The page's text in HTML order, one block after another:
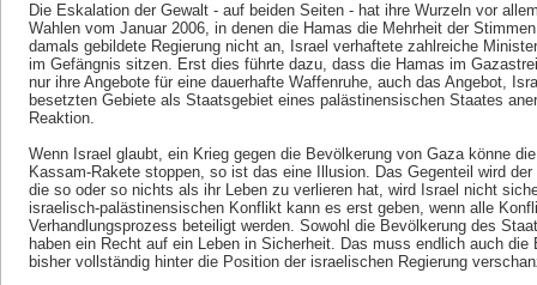
Die Eskalation der Gewalt - auf beiden Seiten - hat ihre Wurzeln vor
Wahlen vom Januar 2006, in denen die Hamas die Mehrheit der
damals gebildete Regierung nicht an, Israel verhaftete zahlreiche
im Gefängnis sitzen. Erst dies führte dazu, dass die Hamas im
nur ihre Angebote für eine dauerhafte Waffenruhe, auch das Angebot,
besetzten Gebiete als Staatsgebiet eines palästinensischen Staates
Reaktion.
Wenn Israel glaubt, ein Krieg gegen die Bevölkerung von Gaza könne
Kassam-Rakete stoppen, so ist das eine Illusion. Das Gegenteil wird
die so oder so nichts als ihr Leben zu verlieren hat, wird Israel nicht
israelisch-palästinensischen Konflikt kann es erst geben, wenn alle
Verhandlungsprozess beteiligt werden. Sowohl die Bevölkerung des
haben ein Recht auf ein Leben in Sicherheit. Das muss endlich auch die
bisher vollständig hinter die Position der israelischen Regierung